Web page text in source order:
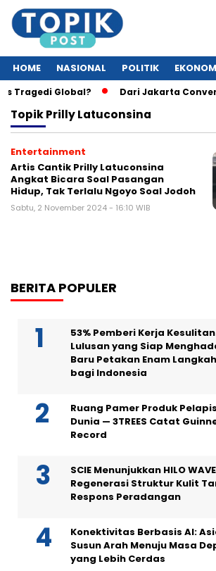
HOME NASIONAL POLITIK
Tragedi Global? Dari Jakarta
TopikPrilly Latuconsina
Entertainment
Artis Cantik Prilly Latuconsina
Angkat Bicara Soal Pasangan
Hidup, Tak Terlalu Ngoyo Soal Jodoh
Sabtu, 2 November 2024 - 16:10 WIB
BERITA POPULER
53% Pemberi Kerja
Lulusan yang Siap
Baru Petakan Enam
bagi Indonesia
Ruang Pamer Produk
Dunia — 3TREES Catat
Record
SCIE Menunjukkan HILO
Regenerasi Struktur Kulit
Respons Peradangan
Konektivitas Berbasis AI:
Susun Arah Menuju Masa
yang Lebih Cerdas